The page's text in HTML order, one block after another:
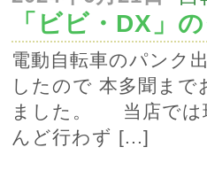
「ビビ・DX」
電動自転車のパンク
したので 本多聞ま
ました。 当店では
んど行わず [...]